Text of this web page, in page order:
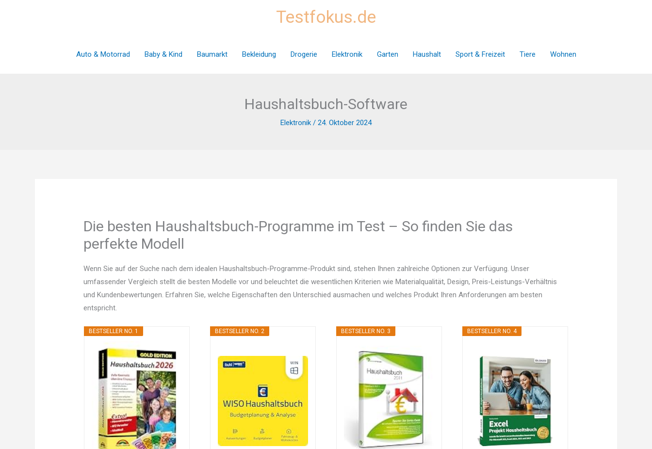
Testfokus.de
Auto & Motorrad Baby & Kind Baumarkt Bekleidung Drogerie Elektronik Garten Haushalt Sport & Freizeit Tiere Wohnen
Haushaltsbuch-Software
Elektronik / 24. Oktober 2024
Die besten Haushaltsbuch-Programme im Test – So finden Sie das
perfekte Modell
Wenn Sie auf der Suche nach dem idealen Haushaltsbuch-Programme-Produkt sind, stehen Ihnen zahlreiche Optionen zur Verfügung. Unser
umfassender Vergleich stellt die besten Modelle vor und beleuchtet die wesentlichen Kriterien wie Materialqualität, Design, Preis-Leistungs-Verhältnis
und Kundenbewertungen. Erfahren Sie, welche Eigenschaften den Unterschied ausmachen und welches Produkt Ihren Anforderungen am besten
entspricht.
BESTSELLER NO. 1 BESTSELLER NO. 2 BESTSELLER NO. 3 BESTSELLER NO. 4